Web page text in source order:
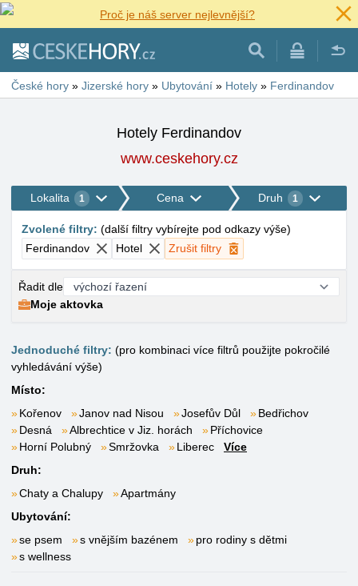
Proč je náš server nejlevnější?
České hory » Jizerské hory » Ubytování » Hotely » Ferdinandov
Hotely Ferdinandov
www.ceskehory.cz
Lokalita 1 Cena Druh 1
Zvolené filtry: (další filtry vybírejte pod odkazy výše)
Ferdinandov
Hotel Zrušit filtry
Řadit dle
Moje aktovka
Jednoduché filtry: (pro kombinaci více filtrů použijte pokročilé
vyhledávání výše)
Místo:
Kořenov
Janov nad Nisou Josefův Důl
Bedřichov
Desná
Albrechtice v Jiz. horách
Příchovice
Horní Polubný
Smržovka Liberec
Více
Druh:
Chaty a Chalupy
Apartmány
Ubytování:
se psem
s vnějším bazénem
pro rodiny s dětmi
s wellness